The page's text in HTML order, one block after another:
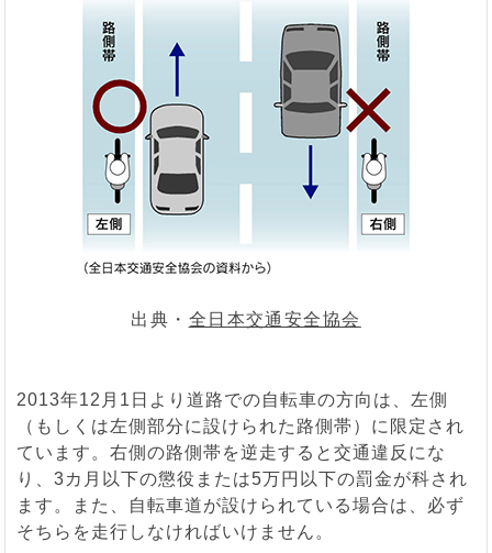
出典・ 全日本交通安全協会
2013年12月1日より道路での自転車の方向は、左側
（もしくは左側部分に設けられた路側帯）に限定され
ています。右側の路側帯を逆走すると交通違反にな
り、3カ月以下の懲役または5万円以下の罰金が科され
ます。また、自転車道が設けられている場合は、必ず
そちらを走行しなければいけません。